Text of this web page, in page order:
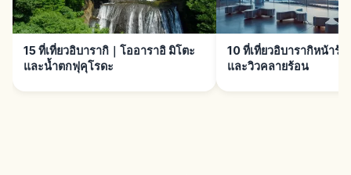
15 ที่เที่ยวอิบารากิ｜โออาราอิ มิโตะ
และน้ำตกฟุคุโรดะ
10 ที่เที่ยวอิบารากิหน้าร้อ
และวิวคลายร้อน